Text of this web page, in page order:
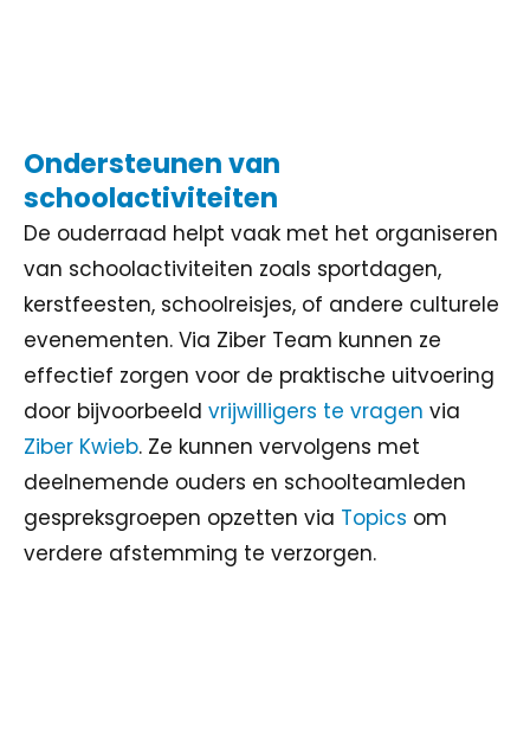
Ondersteunen van
schoolactiviteiten
De ouderraad helpt vaak met het organiseren
van schoolactiviteiten zoals sportdagen,
kerstfeesten, schoolreisjes, of andere culturele
evenementen. Via Ziber Team kunnen ze
effectief zorgen voor de praktische uitvoering
door bijvoorbeeld vrijwilligers te vragen via
Ziber Kwieb. Ze kunnen vervolgens met
deelnemende ouders en schoolteamleden
gespreksgroepen opzetten via Topics om
verdere afstemming te verzorgen.